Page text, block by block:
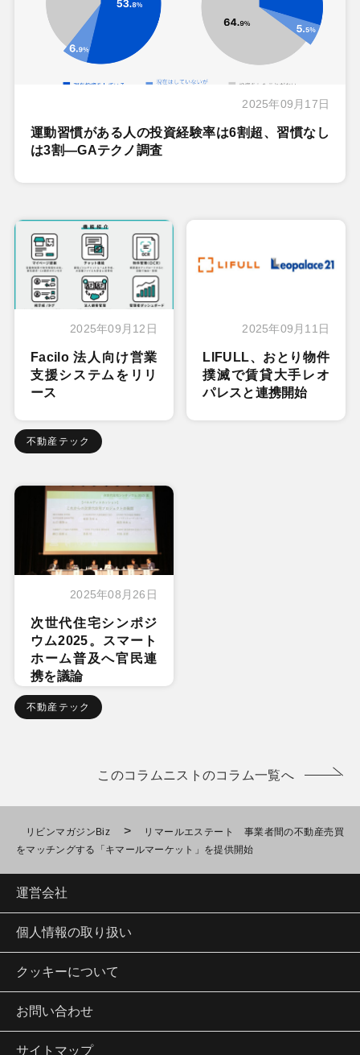
2025年09月17日
運動習慣がある人の投資経験率は6割超、習慣なし
は3割―GAテクノ調査
2025年09月12日
Facilo 法人向け営業
支援システムをリリ
ース
不動産テック
2025年09月11日
LIFULL、おとり物件
撲滅で賃貸大手レオ
パレスと連携開始
2025年08月26日
次世代住宅シンポジ
ウム2025。スマート
ホーム普及へ官民連
携を議論
不動産テック
このコラムニストのコラム一覧へ
リビンマガジンBiz >
リマールエステート 事業者間の不動産売買
をマッチングする「キマールマーケット」を提供開始
運営会社
個人情報の取り扱い
クッキーについて
お問い合わせ
サイトマップ